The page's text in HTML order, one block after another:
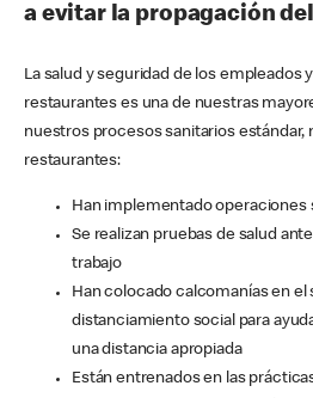
a evitar la propagación del
La salud y seguridad de los empleados
restaurantes es una de nuestras
nuestros procesos sanitarios estándar,
restaurantes:
Han implementado operaciones
Se realizan pruebas de salud
trabajo
Han colocado calcomanías en el
distanciamiento social para
una distancia apropiada
Están entrenados en las